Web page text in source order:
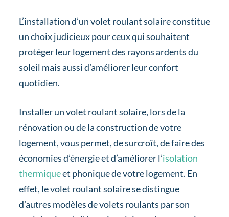
L’installation d’un volet roulant solaire constitue
un choix judicieux pour ceux qui souhaitent
protéger leur logement des rayons ardents du
soleil mais aussi d’améliorer leur confort
quotidien.
Installer un volet roulant solaire, lors de la
rénovation ou de la construction de votre
logement, vous permet, de surcroît, de faire des
économies d’énergie et d’améliorer l’isolation
thermiqueet phonique de votre logement. En
effet, le volet roulant solaire se distingue
d’autres modèles de volets roulants par son